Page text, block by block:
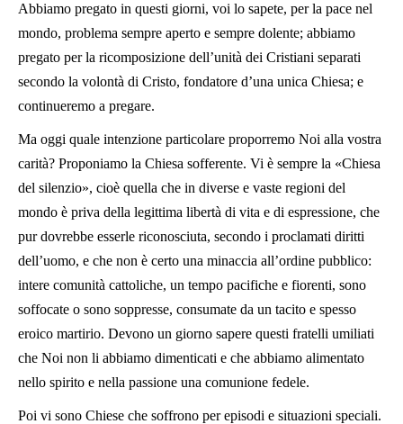
Abbiamo pregato in questi giorni, voi lo sapete, per la pace nel
mondo, problema sempre aperto e sempre dolente; abbiamo
pregato per la ricomposizione dell’unità dei Cristiani separati
secondo la volontà di Cristo, fondatore d’una unica Chiesa; e
continueremo a pregare.
Ma oggi quale intenzione particolare proporremo Noi alla vostra
carità? Proponiamo la Chiesa sofferente. Vi è sempre la «Chiesa
del silenzio», cioè quella che in diverse e vaste regioni del
mondo è priva della legittima libertà di vita e di espressione, che
pur dovrebbe esserle riconosciuta, secondo i proclamati diritti
dell’uomo, e che non è certo una minaccia all’ordine pubblico:
intere comunità cattoliche, un tempo pacifiche e fiorenti, sono
soffocate o sono soppresse, consumate da un tacito e spesso
eroico martirio. Devono un giorno sapere questi fratelli umiliati
che Noi non li abbiamo dimenticati e che abbiamo alimentato
nello spirito e nella passione una comunione fedele.
Poi vi sono Chiese che soffrono per episodi e situazioni speciali.